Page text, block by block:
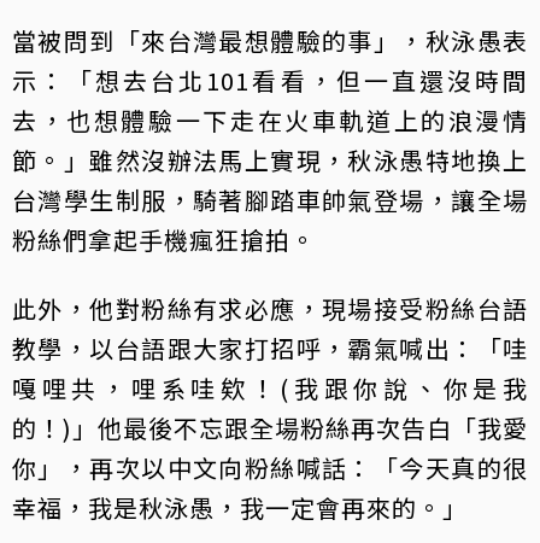
當被問到「來台灣最想體驗的事」，秋泳愚表
示：「想去台北101看看，但一直還沒時間
去，也想體驗一下走在火車軌道上的浪漫情
節。」雖然沒辦法馬上實現，秋泳愚特地換上
台灣學生制服，騎著腳踏車帥氣登場，讓全場
粉絲們拿起手機瘋狂搶拍。
此外，他對粉絲有求必應，現場接受粉絲台語
教學，以台語跟大家打招呼，霸氣喊出：「哇
嘎哩共，哩系哇欸！(我跟你說、你是我
的！)」他最後不忘跟全場粉絲再次告白「我愛
你」，再次以中文向粉絲喊話：「今天真的很
幸福，我是秋泳愚，我一定會再來的。」